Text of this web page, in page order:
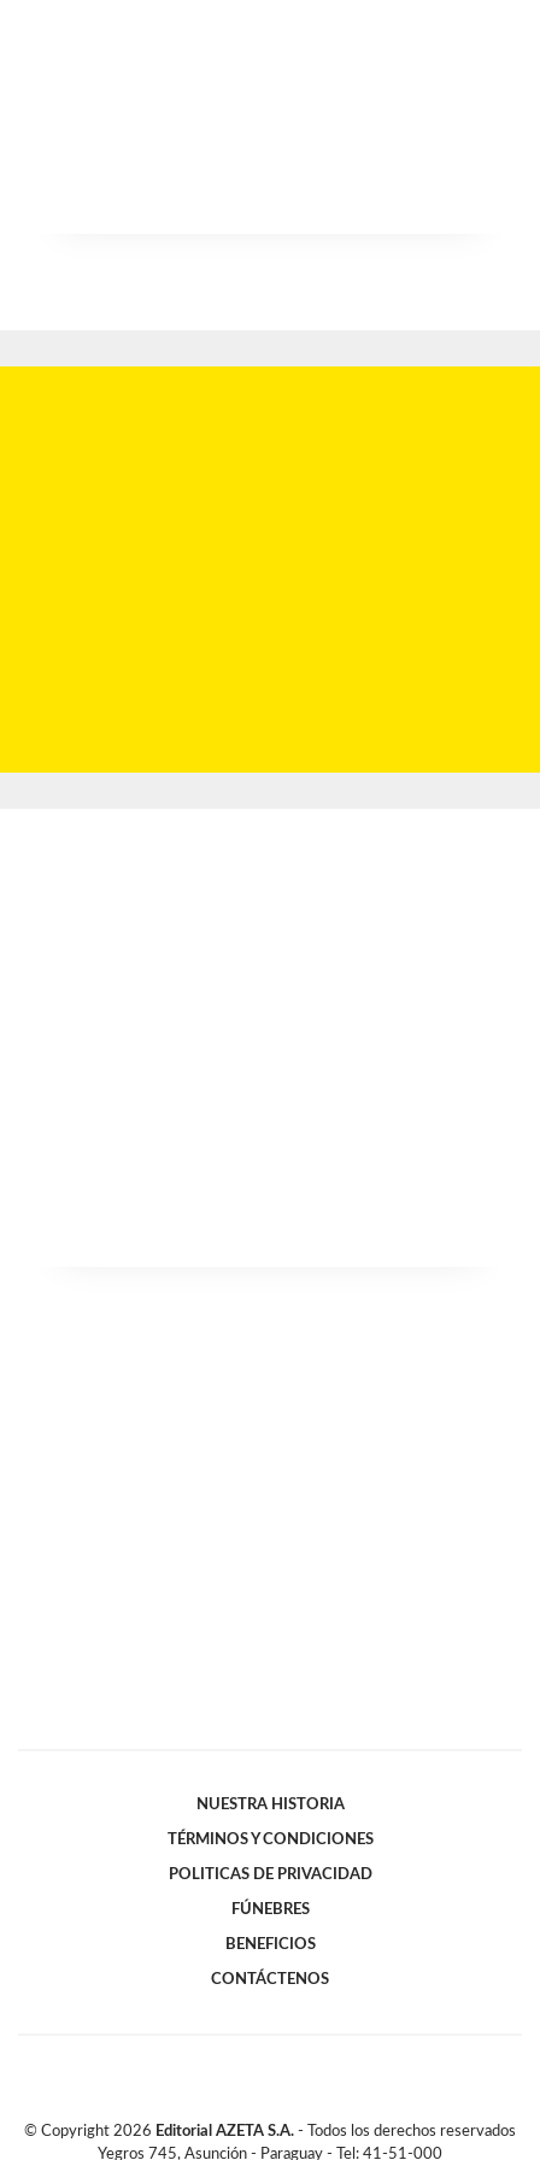
NUESTRA HISTORIA
TÉRMINOS Y CONDICIONES
POLITICAS DE PRIVACIDAD
FÚNEBRES
BENEFICIOS
CONTÁCTENOS
© Copyright 2026 Editorial AZETA S.A. - Todos los derechos reservados
Yegros 745, Asunción - Paraguay - Tel: 41-51-000